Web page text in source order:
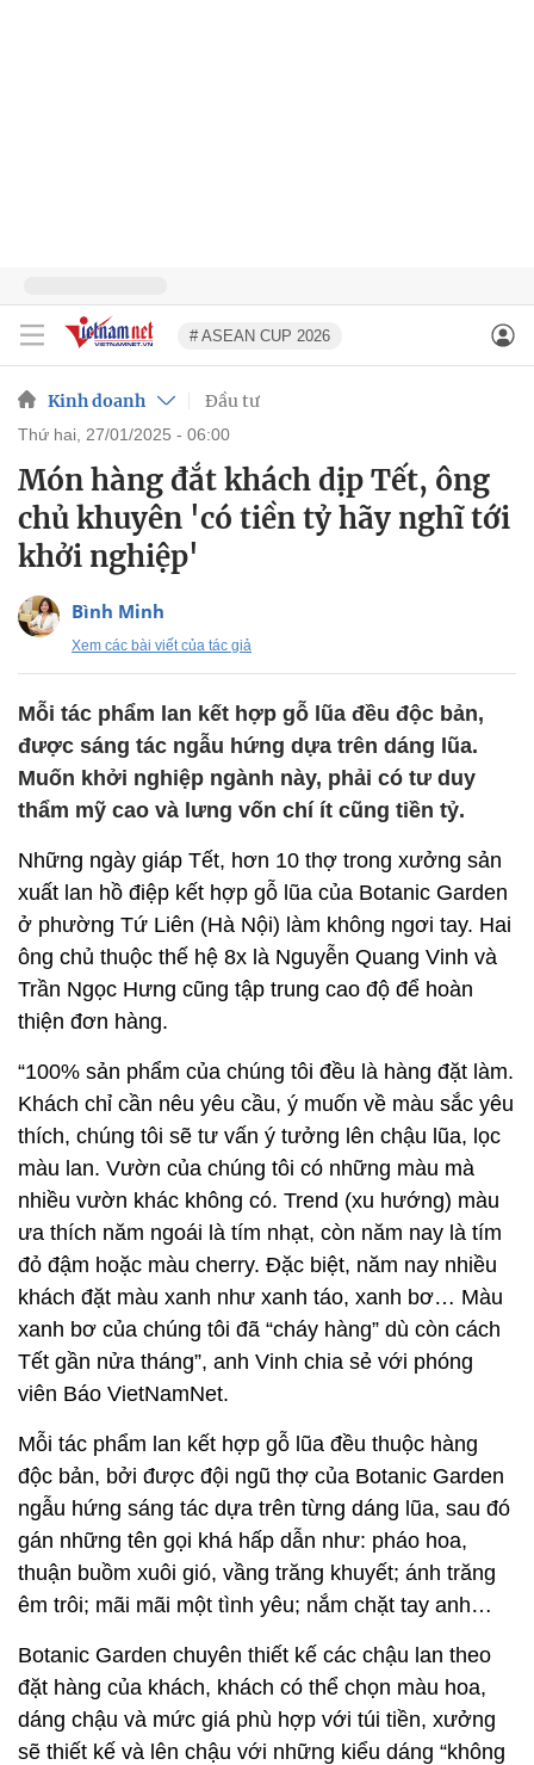
# ASEAN CUP 2026
Kinh doanh Đầu tư
thứ hai, 27/01/2025 - 06:00
Món hàng đắt khách dịp Tết, ông
chủ khuyên 'có tiền tỷ hãy nghĩ tới
khởi nghiệp'
Bình Minh
Xem các bài viết của tác giả
Mỗi tác phẩm lan kết hợp gỗ lũa đều độc bản,
được sáng tác ngẫu hứng dựa trên dáng lũa.
Muốn khởi nghiệp ngành này, phải có tư duy
thẩm mỹ cao và lưng vốn chí ít cũng tiền tỷ.
Những ngày giáp Tết, hơn 10 thợ trong xưởng sản
xuất lan hồ điệp kết hợp gỗ lũa của Botanic Garden
ở phường Tứ Liên (Hà Nội) làm không ngơi tay. Hai
ông chủ thuộc thế hệ 8x là Nguyễn Quang Vinh và
Trần Ngọc Hưng cũng tập trung cao độ để hoàn
thiện đơn hàng.
“100% sản phẩm của chúng tôi đều là hàng đặt làm.
Khách chỉ cần nêu yêu cầu, ý muốn về màu sắc yêu
thích, chúng tôi sẽ tư vấn ý tưởng lên chậu lũa, lọc
màu lan. Vườn của chúng tôi có những màu mà
nhiều vườn khác không có. Trend (xu hướng) màu
ưa thích năm ngoái là tím nhạt, còn năm nay là tím
đỏ đậm hoặc màu cherry. Đặc biệt, năm nay nhiều
khách đặt màu xanh như xanh táo, xanh bơ… Màu
xanh bơ của chúng tôi đã “cháy hàng” dù còn cách
Tết gần nửa tháng”, anh Vinh chia sẻ với phóng
viên Báo VietNamNet.
Mỗi tác phẩm lan kết hợp gỗ lũa đều thuộc hàng
độc bản, bởi được đội ngũ thợ của Botanic Garden
ngẫu hứng sáng tác dựa trên từng dáng lũa, sau đó
gán những tên gọi khá hấp dẫn như: pháo hoa,
thuận buồm xuôi gió, vầng trăng khuyết; ánh trăng
êm trôi; mãi mãi một tình yêu; nắm chặt tay anh…
Botanic Garden chuyên thiết kế các chậu lan theo
đặt hàng của khách, khách có thể chọn màu hoa,
dáng chậu và mức giá phù hợp với túi tiền, xưởng
sẽ thiết kế và lên chậu với những kiểu dáng “không